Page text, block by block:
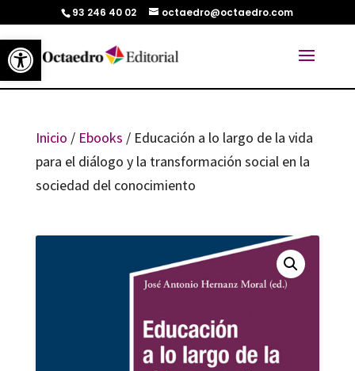
Abrir barra de herramientas
93 246 40 02 octaedro@octaedro.com
Inicio / Ebooks / Educación a lo largo de la vida
para el diálogo y la transformación social en la
sociedad del conocimiento